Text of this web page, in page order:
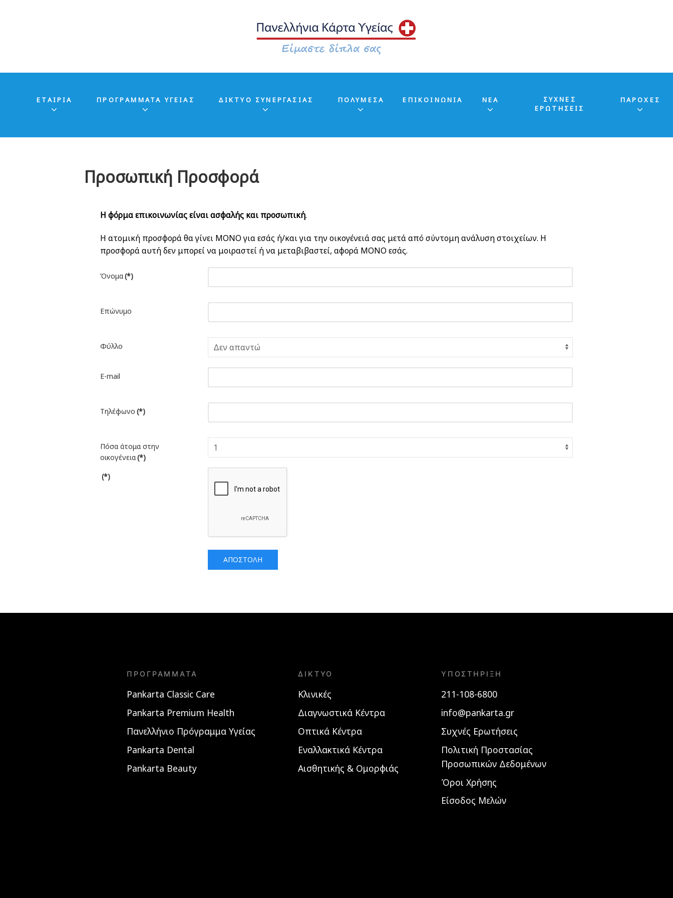
ΕΤΑΙΡΊΑ ΠΡΟΓΡΑΜΜΑΤΑ ΥΓΕΙΑΣ ΔΙΚΤΥΟ ΣΥΝΕΡΓΑΣΙΑΣ ΠΟΛΥΜΕΣΑ ΕΠΙΚΟΙΝΩΝΙΑ ΝΕΑ
ΣΥΧΝΕΣ
ΕΡΩΤΗΣΕΙΣ
ΠΑΡΟΧΕΣ
Προσωπική Προσφορά
Η φόρμα επικοινωνίας είναι ασφαλής και προσωπική.
Η ατομική προσφορά θα γίνει ΜΟΝΟ για εσάς ή/και για την οικογένειά σας μετά από σύντομη ανάλυση στοιχείων. Η
προσφορά αυτή δεν μπορεί να μοιραστεί ή να μεταβιβαστεί, αφορά ΜΟΝΟ εσάς.
Όνομα(*)
Επώνυμο
Φύλλο
E-mail
Τηλέφωνο (*)
Πόσα άτομα στην
οικογένεια(*)
(*)
ΑΠΟΣΤΟΛΉ
ΠΡΟΓΡΆΜΜΑΤΑ
Pankarta Classic Care
Pankarta Premium Health
Πανελλήνιο Πρόγραμμα Υγείας
Pankarta Dental
Pankarta Beauty
ΔΊΚΤΥΟ
Κλινικές
Διαγνωστικά Κέντρα
Οπτικά Κέντρα
Εναλλακτικά Κέντρα
Αισθητικής & Ομορφιάς
ΥΠΟΣΤΉΡΙΞΗ
211-108-6800
info@pankarta.gr
Συχνές Ερωτήσεις
Πολιτική Προστασίας
Προσωπικών Δεδομένων
Όροι Χρήσης
Είσοδος Μελών